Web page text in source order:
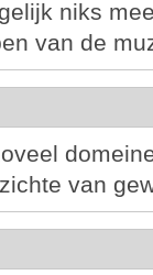
niks
van de
van